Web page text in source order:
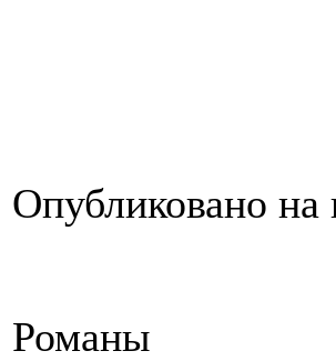
Опубликовано на
Романы